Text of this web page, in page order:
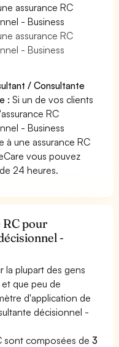
assurance RC
- Business
assurance RC
- Business
/ Consultante
: Si un de vos clients
RC
- Business
à une assurance RC
vous pouvez
24 heures.
RC pour
-
la plupart des gens
que peu de
d'application de
décisionnel -
sont composées de3